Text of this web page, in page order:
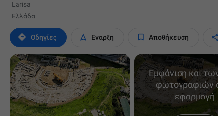
Larisa
Ελλάδα
 Οδηγίες  Έναρξη  Αποθήκευση
Εμφάνιση και
φωτογραφιών
εφαρμογή